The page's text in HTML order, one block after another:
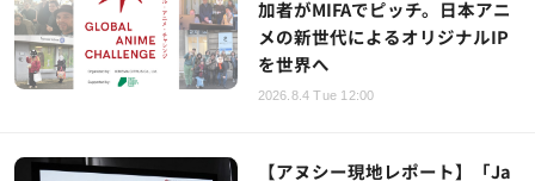
加者がMIFAでピッチ。日本アニ
メの新世代によるオリジナルIP
を世界へ
2026.8.4 Tue 12:00
【アヌシー現地レポート】「Ja